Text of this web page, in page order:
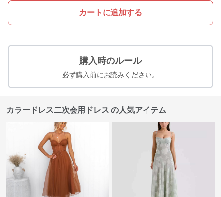
カートに追加する
購入時のルール
必ず購入前にお読みください。
カラードレス二次会用ドレス の人気アイテム